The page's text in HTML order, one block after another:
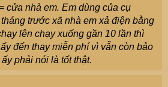
cửa nhà em. Em dùng của cụ
trước xã nhà em xả điện bằng
lên chạy xuống gần 10 lần thì
đến thay miễn phí vì vẫn còn bảo
phải nói là tốt thật.